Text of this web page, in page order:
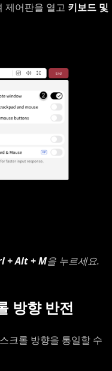
제어판을 열고 키보드 및
+ Alt + M을 누르세요.
방향 반전
크롤 방향을 통일할 수